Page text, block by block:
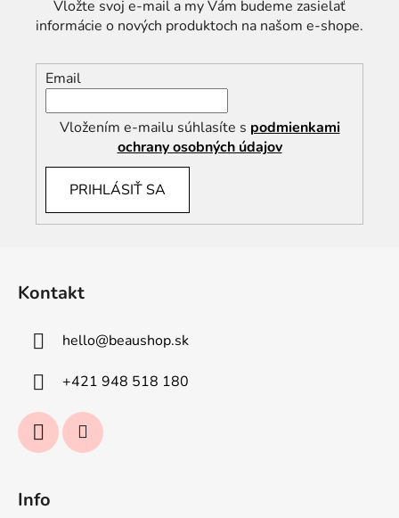
k
v
i
s
u
Vložte svoj e-mail a my Vám budeme zasielať
informácie o nových produktoch na našom e-shope.
Email
Vložením e-mailu súhlasíte s podmienkami
ochrany osobných údajov
PRIHLÁSIŤ SA
Kontakt
hello@beaushop.sk
+421 948 518 180
Info